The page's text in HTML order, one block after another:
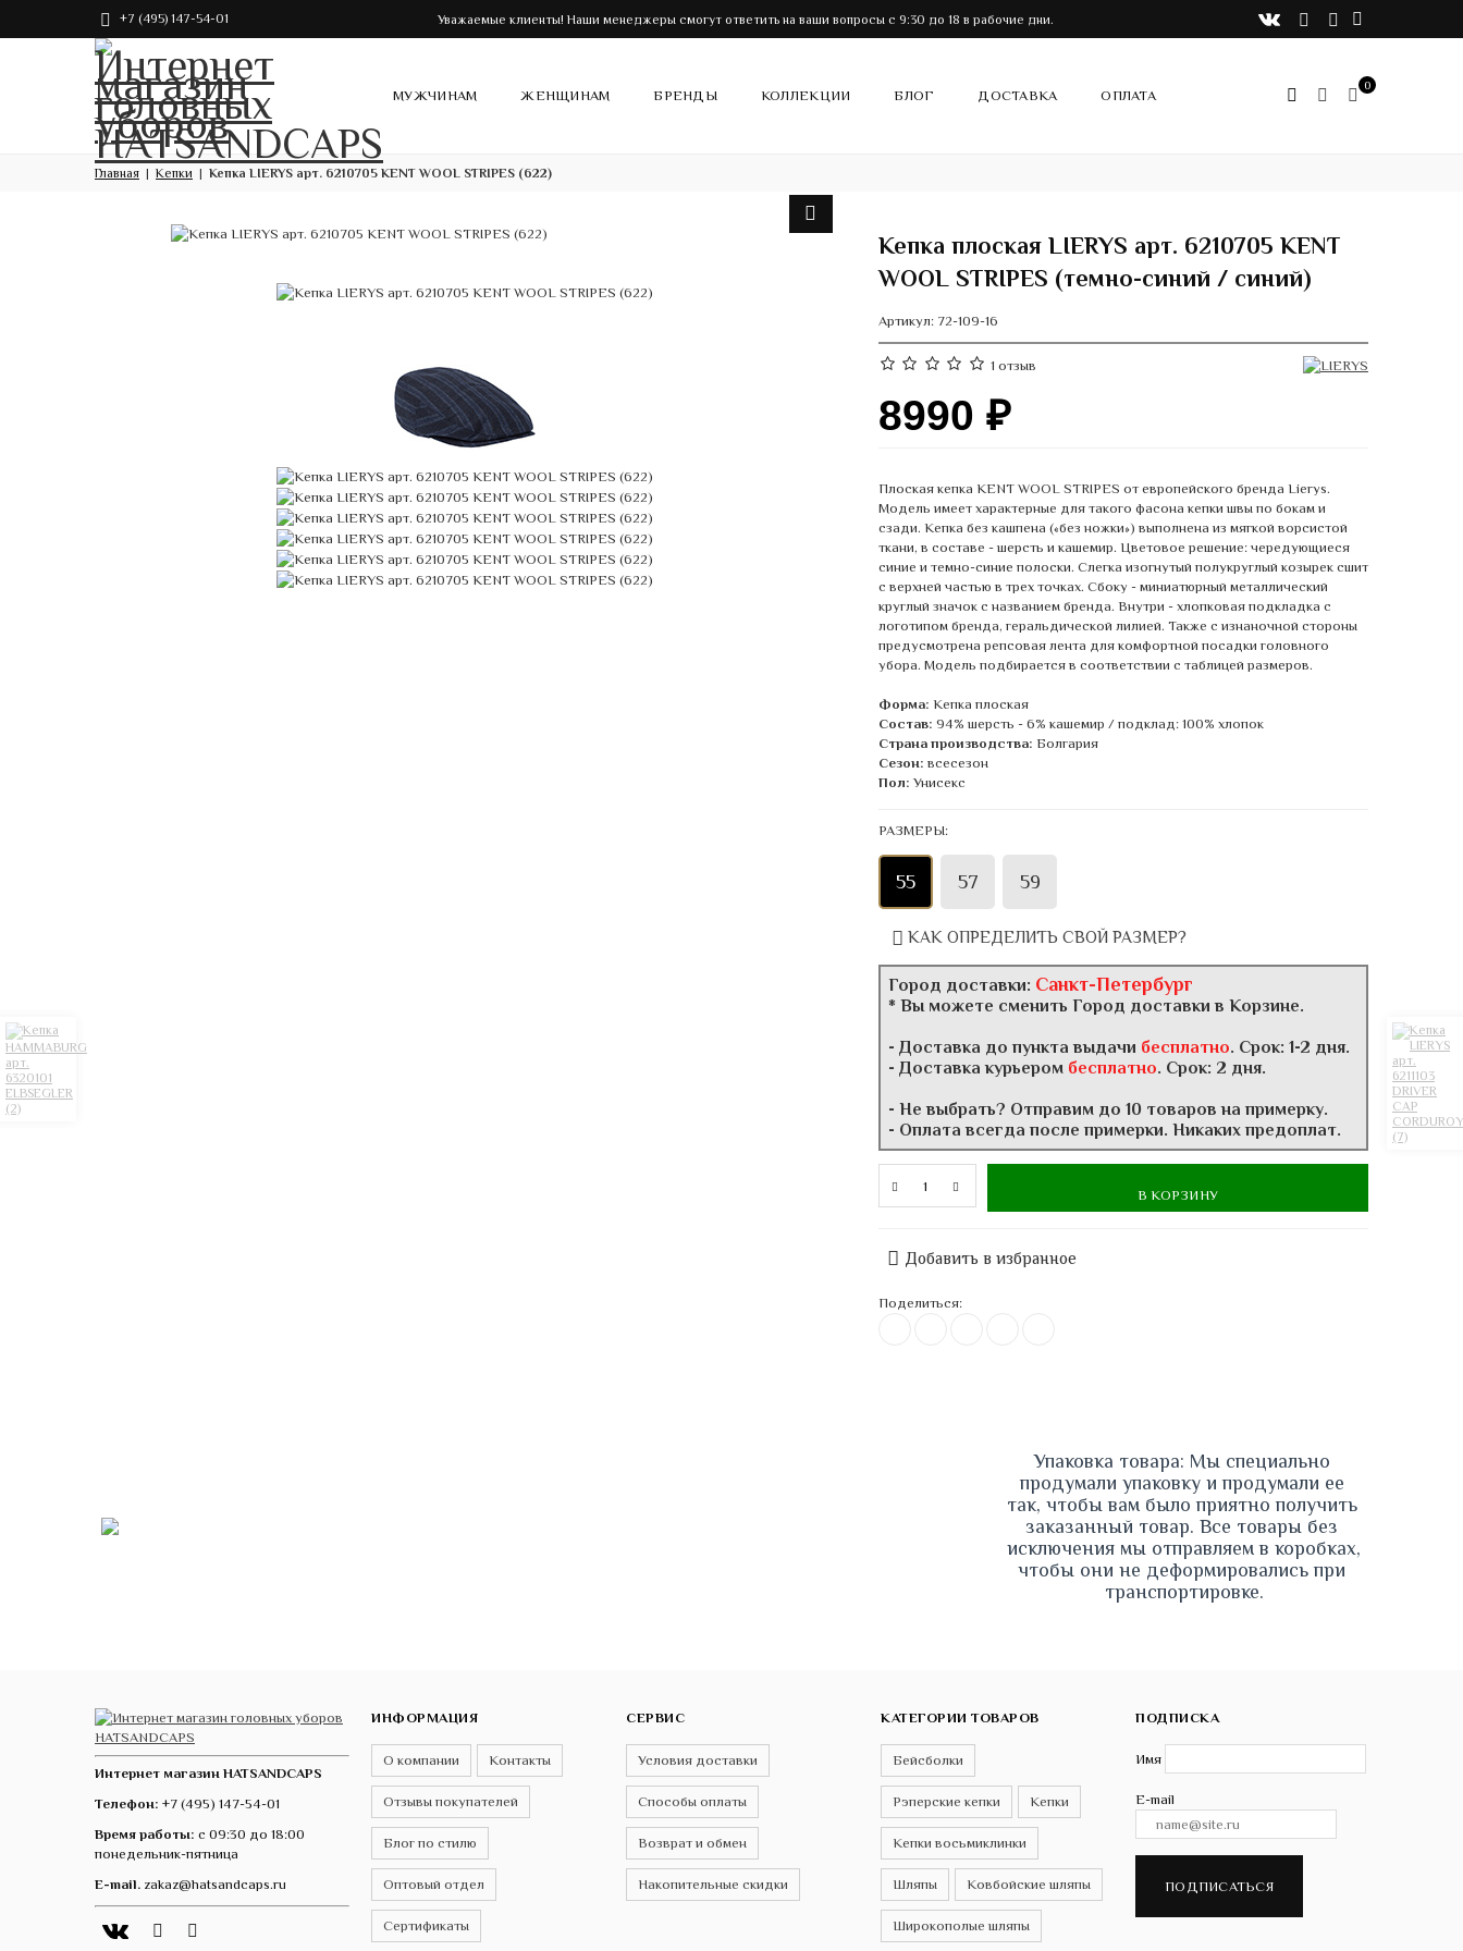
+7 (495) 147-54-01 Уважаемые клиенты! Наши менеджеры смогут ответить на ваши вопросы с 9:30 до 18 в рабочие дни. VK TelegramInstagram
МУЖЧИНАМ ЖЕНЩИНАМ БРЕНДЫ КОЛЛЕКЦИИ БЛОГ ДОСТАВКА ОПЛАТА
0
Главная Кепки Кепка LIERYS арт. 6210705 KENT WOOL STRIPES (622)
Кепка плоская LIERYS арт. 6210705 KENT
WOOL STRIPES (темно-синий / синий)
Артикул: 72-109-16
1 отзыв
8990 ₽
Плоская кепка KENT WOOL STRIPES от европейского бренда Lierys.
Модель имеет характерные для такого фасона кепки швы по бокам и
сзади. Кепка без кашпена («без ножки») выполнена из мягкой ворсистой
ткани, в составе - шерсть и кашемир. Цветовое решение: чередующиеся
синие и темно-синие полоски. Слегка изогнутый полукруглый козырек сшит
с верхней частью в трех точках. Сбоку - миниатюрный металлический
круглый значок с названием бренда. Внутри - хлопковая подкладка с
логотипом бренда, геральдической лилией. Также с изнаночной стороны
предусмотрена репсовая лента для комфортной посадки головного
убора. Модель подбирается в соответствии с таблицей размеров.
Форма: Кепка плоская
Состав: 94% шерсть - 6% кашемир / подклад: 100% хлопок
Страна производства: Болгария
Сезон: всесезон
Пол: Унисекс
РАЗМЕРЫ:
55 57 59
КАК ОПРЕДЕЛИТЬ СВОЙ РАЗМЕР?
Город доставки: Санкт-Петербург
* Вы можете сменить Город доставки в Корзине.
- Доставка до пункта выдачи бесплатно. Срок: 1-2 дня.
- Доставка курьером бесплатно. Срок: 2 дня.
- Не выбрать? Отправим до 10 товаров на примерку.
- Оплата всегда после примерки. Никаких предоплат.
В КОРЗИНУ
Добавить в избранное
Поделиться:
Упаковка товара: Мы специально
продумали упаковку и продумали ее
так, чтобы вам было приятно получить
заказанный товар. Все товары без
исключения мы отправляем в коробках,
чтобы они не деформировались при
транспортировке.
Интернет магазин HATSANDCAPS
Телефон: +7 (495) 147-54-01
Время работы: с 09:30 до 18:00
понедельник-пятница
E-mail. zakaz@hatsandcaps.ru
Vk Telegram
ИНФОРМАЦИЯ
О компании Контакты
Отзывы покупателей
Блог по стилю
Оптовый отдел
Сертификаты
СЕРВИС
Условия доставки
Способы оплаты
Возврат и обмен
Накопительные скидки
КАТЕГОРИИ ТОВАРОВ
Бейсболки
Рэперские кепки Кепки
Кепки восьмиклинки
Шляпы Ковбойские шляпы
Широкополые шляпы
ПОДПИСКА
Имя
E-mail
ПОДПИСАТЬСЯ